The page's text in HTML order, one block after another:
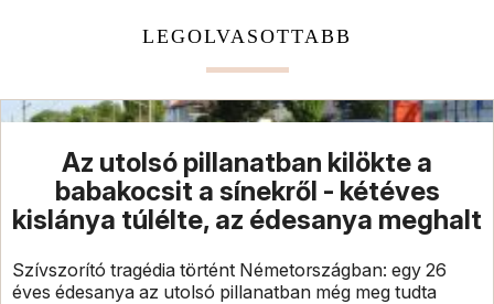
LEGOLVASOTTABB
Az utolsó pillanatban kilökte a
babakocsit a sínekről - kétéves
kislánya túlélte, az édesanya meghalt
Szívszorító tragédia történt Németországban: egy 26
éves édesanya az utolsó pillanatban még meg tudta